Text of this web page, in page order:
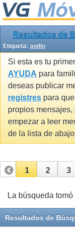
Resultados de
Etiqueta: audio
Si esta es tu
AYUDA para
deseas publicar
registres para
propios
empezar a leer
de la lista de
1 2 3
11 12 13
La búsqueda tomó
Resultados de